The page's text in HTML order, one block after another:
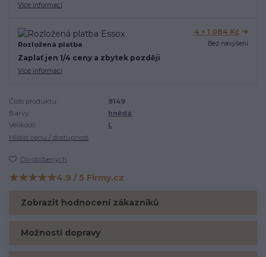
Více informací
Rozložená platba
4 × 1 084 Kč
Bez navýšení
Zaplať jen 1/4 ceny a zbytek později
Více informací
Číslo produktu:
9149
Barvy:
hnědá
Velikosti:
L
Hlídat cenu / dostupnost
Do oblíbených
Hodnocení na Firmy.cz
★★★★★4.9 / 5 Firmy.cz
Zobrazit hodnocení zákazníků
Možnosti dopravy